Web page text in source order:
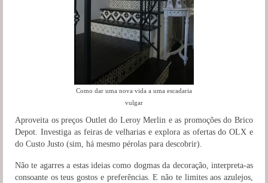
Como dar uma nova vida a uma escadaria
vulgar
Aproveita os preços Outlet do Leroy Merlin e as promoções do Brico
Depot. Investiga as feiras de velharias e explora as ofertas do OLX e
do Custo Justo (sim, há mesmo pérolas para descobrir).
Não te agarres a estas ideias como dogmas da decoração, interpreta-as
consoante os teus gostos e preferências. E não te limites aos azulejos,